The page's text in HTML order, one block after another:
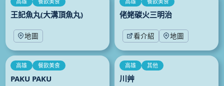
王記魚丸(大溝頂魚丸)
地圖
佬姥碳火三明治
看介紹 地圖
高雄 餐飲美食
PAKU PAKU
高雄 其他
川艸